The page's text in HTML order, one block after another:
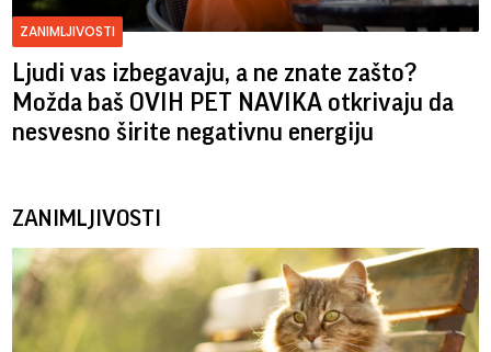
ZANIMLJIVOSTI
Ljudi vas izbegavaju, a ne znate zašto?
Možda baš OVIH PET NAVIKA otkrivaju da
nesvesno širite negativnu energiju
ZANIMLJIVOSTI